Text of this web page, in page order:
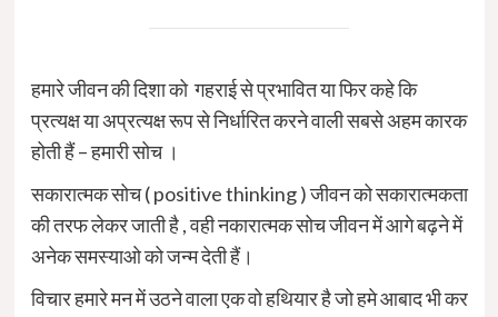
हमारे जीवन की दिशा को गहराई से प्रभावित या फिर कहे कि
प्रत्यक्ष या अप्रत्यक्ष रूप से निर्धारित करने वाली सबसे अहम कारक
होती हैं – हमारी सोच ।
सकारात्मक सोच ( positive thinking ) जीवन को सकारात्मकता
की तरफ लेकर जाती है , वही नकारात्मक सोच जीवन में आगे बढ़ने में
अनेक समस्याओ को जन्म देती हैं।
विचार हमारे मन में उठने वाला एक वो हथियार है जो हमे आबाद भी कर